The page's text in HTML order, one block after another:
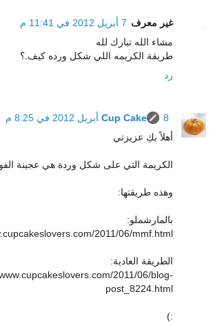
غير معرف 7 أبريل 2012 في 11:41 م
مشاء الله تبارك لله
طريقة الكريمه اللي شكل ورده كيف.؟
رد
Cup Cake
8 أبريل 2012 في 8:25 م
أهلاً بكِ عزيزتي
الكريمة التي على شكل وردة هي عجينة
وهذه طريقتها:
بالمارشملو:
2011/06/mmf.html
الطريقة العادية:
2011/06/blog-
post_8224.html
:)